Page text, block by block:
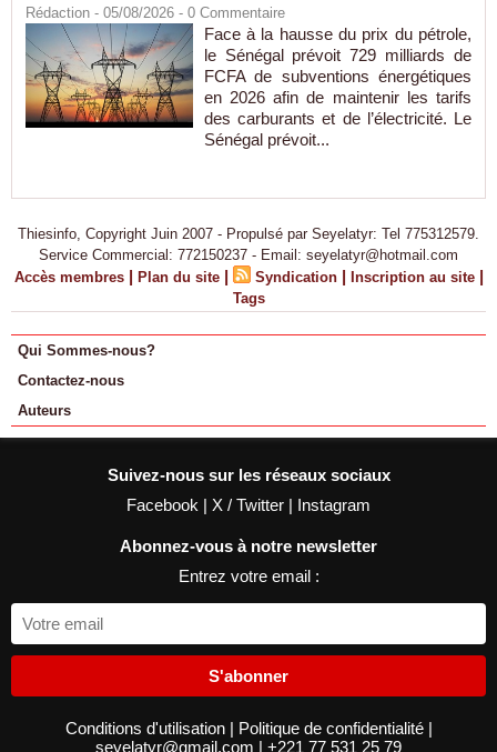
Rédaction - 05/08/2026 - 0 Commentaire
Face à la hausse du prix du pétrole,
le Sénégal prévoit 729 milliards de
FCFA de subventions énergétiques
en 2026 afin de maintenir les tarifs
des carburants et de l’électricité. Le
Sénégal prévoit...
Thiesinfo, Copyright Juin 2007 - Propulsé par Seyelatyr: Tel 775312579.
Service Commercial: 772150237 - Email: seyelatyr@hotmail.com
Accès membres | Plan du site | Syndication | Inscription au site |
Tags
Qui Sommes-nous?
Contactez-nous
Auteurs
Suivez-nous sur les réseaux sociaux
Facebook | X / Twitter | Instagram
Abonnez-vous à notre newsletter
Entrez votre email :
S'abonner
Conditions d'utilisation | Politique de confidentialité |
seyelatyr@gmail.com | +221 77 531 25 79